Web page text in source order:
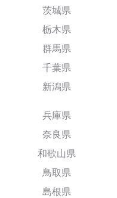
茨城県
栃木県
群馬県
千葉県
新潟県
兵庫県
奈良県
和歌山県
鳥取県
島根県